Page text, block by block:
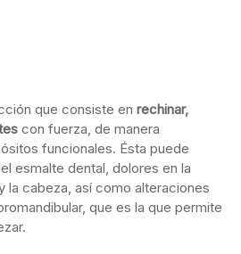
que consiste en rechinar,
con fuerza, de manera
funcionales. Ésta puede
esmalte dental, dolores en la
la cabeza, así como alteraciones
que es la que permite